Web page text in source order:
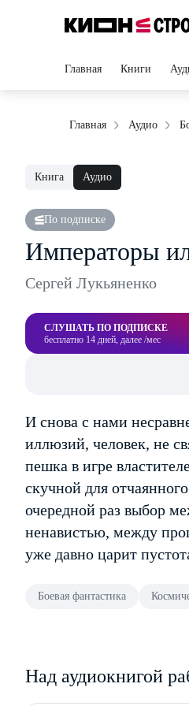
Главная Книги
Главная Аудио
Книга Аудио
По подписке
Императоры
Сергей Лукьяненко
СЛУШАТЬ ПО ПОДПИСКЕ
бесплатно 14 дней, далее /мес
И снова с нами
иллюзий, человек, не
пешка в игре
скучной для
очередной раз выбор
ненавистью, между
уже давно царит
Боевая фантастика
Над аудиокнигой